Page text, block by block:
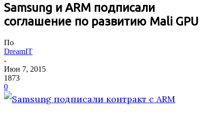
Samsung и ARM подписали
соглашение по развитию Mali GPU
По
DreamIT
-
Июн 7, 2015
1873
0